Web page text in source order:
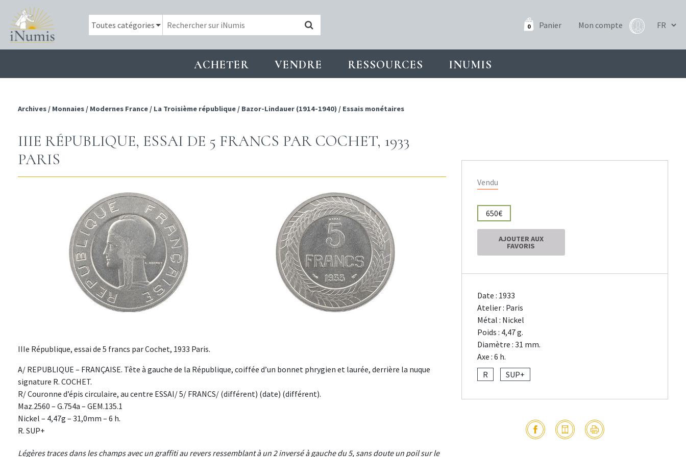
0 Panier Mon compte
ACHETER VENDRE RESSOURCES INUMIS
Archives / Monnaies / Modernes France / La Troisième république / Bazor-Lindauer (1914-1940) / Essais monétaires
IIIE RÉPUBLIQUE, ESSAI DE 5 FRANCS PAR COCHET, 1933
PARIS
IIIe République, essai de 5 francs par Cochet, 1933 Paris.
A/ REPUBLIQUE – FRANÇAISE. Tête à gauche de la République, coiffée d’un bonnet phrygien et laurée, derrière la nuque
signature R. COCHET.
R/ Couronne d’épis circulaire, au centre ESSAI/ 5/ FRANCS/ (différent) (date) (différent).
Maz.2560 – G.754a – GEM.135.1
Nickel – 4,47g – 31,0mm – 6 h.
R. SUP+
Légères traces dans les champs avec un graffiti au revers ressemblant à un 2 inversé à gauche du 5, sans doute un poil sur le
Vendu
650€
AJOUTER AUX
FAVORIS
Date : 1933
Atelier : Paris
Métal : Nickel
Poids : 4,47 g.
Diamètre : 31 mm.
Axe : 6 h.
R
SUP+